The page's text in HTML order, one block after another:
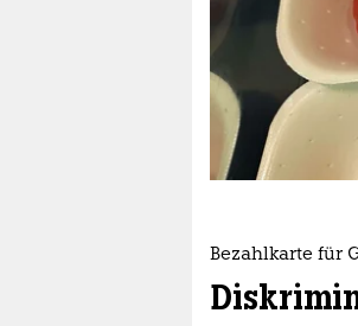
verlag
veranstaltungen
shop
fragen & hilfe
abo
genossenschaft
Bezahlkarte für